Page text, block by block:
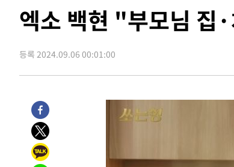
-16648초 전 >[속보]종합특검, '계엄 수용공간 확보' 신용해
-15492초 전 >11시간 압수수색에 성접대 파문까지…'쑥대밭'
-14514초 전 >[속보]규제합리화위원회 부위원장에 김태유
-6197초 전 >
[속보] 7월 중국 수출 23.9%↑ 수입
-3357초 전 >
[속보]'채상병 순직 책임' 임성근, 항소심도 징역
-3223초 전 >
[속보]종합특검, '관저이전 봐주기 감사' 유병호
2분 전 >민주 콩고 에볼라환자 4천명 돌파, 4053명 발생
엑소 백현 "부모님 집
등록 2024.09.06 00:01:00